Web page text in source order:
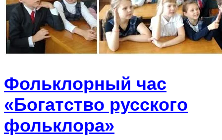
Фольклорный час
«Богатство русского
фольклора»